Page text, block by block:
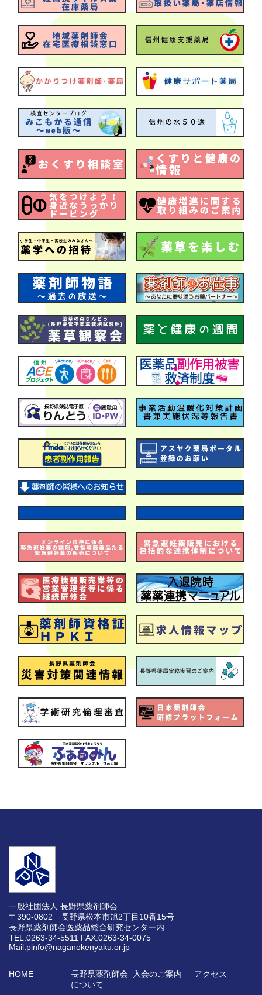
一般社団法人 長野県薬剤師会
〒390-0802 長野県松本市旭2丁目10番15号
長野県薬剤師会医薬品総合研究センター内
TEL:0263-34-5511 FAX:0263-34-0075
Mail:pinfo@naganokenyaku.or.jp
HOME
長野県薬剤師会
について
入会のご案内 アクセス